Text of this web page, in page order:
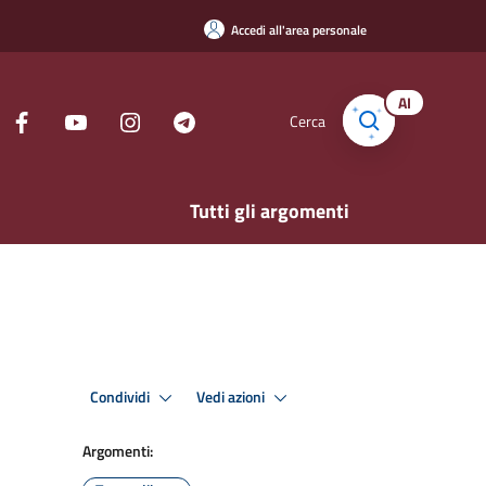
Accedi all'area personale
Cerca
AI
Tutti gli argomenti
Condividi Vedi azioni
Argomenti: